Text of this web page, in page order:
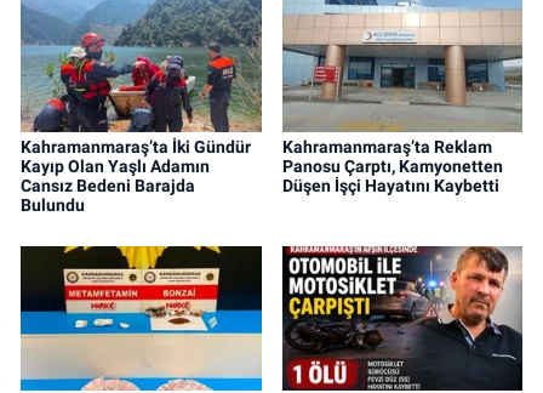
Kahramanmaraş’ta İki Gündür
Kayıp Olan Yaşlı Adamın
Cansız Bedeni Barajda
Bulundu
Kahramanmaraş’ta Reklam
Panosu Çarptı, Kamyonetten
Düşen İşçi Hayatını Kaybetti